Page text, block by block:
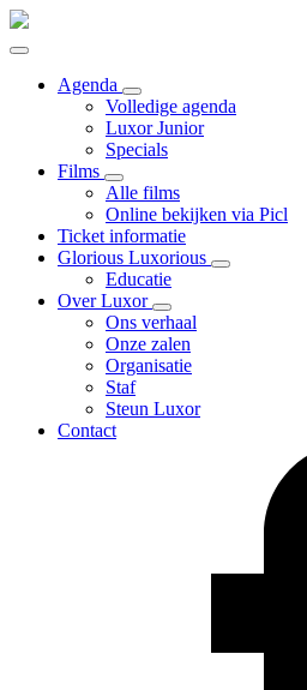
Agenda
Volledige agenda
Luxor Junior
Specials
Films
Alle films
Online bekijken via Picl
Ticket informatie
Glorious Luxorious
Educatie
Over Luxor
Ons verhaal
Onze zalen
Organisatie
Staf
Steun Luxor
Contact